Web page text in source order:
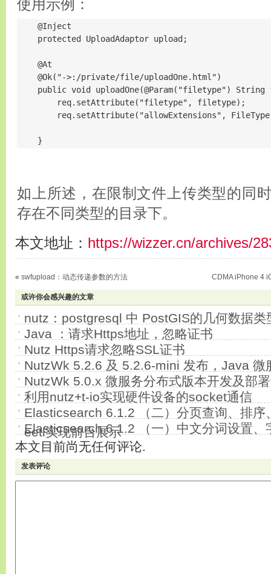
使用示例：
    @Inject
    protected UploadAdaptor upload;
    @At
    @Ok("->:/private/file/uploadOne.html")
public void uploadOne(@Param("filetype") String
        req.setAttribute("filetype", filetype);
req.setAttribute("allowExtensions",
    }
如上所述，在限制文件上传类型的同
存在不同类型的目录下。
本文地址： https://wizzer.cn/archives/
« swfupload：动态传递参数的方法 CDMA iPhone 4
或许你会感兴趣的文章
nutz：postgresql 中 PostGIS的几何数据类
Java ：请求Https地址，忽略证书
Nutz Https请求忽略SSL证书
NutzWk 5.2.6 及 5.2.6-mini 发布，Java 微
NutzWk 5.0.x 微服务分布式版本开发及部
利用nutz+t-io实现硬件设备的socket通信
Elasticsearch 6.1.2 （二）分页查询、排序
eetl实现前台展示
Elasticsearch 6.1.2 （一）中文分词设置、
本文目前尚无任何评论.
发表评论